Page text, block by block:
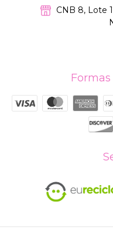
CNB 8, Lote